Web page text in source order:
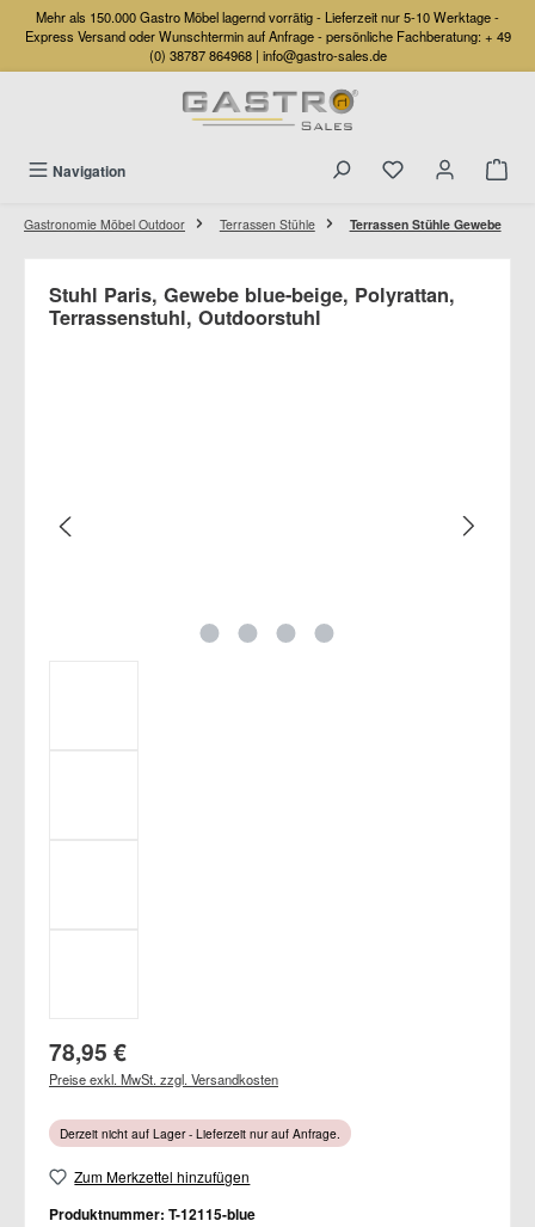
Zum Hauptinhalt springen
Mehr als 150.000 Gastro Möbel lagernd vorrätig - Lieferzeit nur 5-10 Werktage -
Express Versand oder Wunschtermin auf Anfrage - persönliche Fachberatung:+ 49
(0) 38787 864968| info@gastro-sales.de
Navigation
Gastronomie Möbel Outdoor Terrassen Stühle Terrassen Stühle Gewebe
Stuhl Paris, Gewebe blue-beige, Polyrattan,
Terrassenstuhl, Outdoorstuhl
Regulärer Preis:
78,95 €
Preise exkl. MwSt. zzgl. Versandkosten
Derzeit nicht auf Lager - Lieferzeit nur auf Anfrage.
Zum Merkzettel hinzufügen
Produktnummer: T-12115-blue